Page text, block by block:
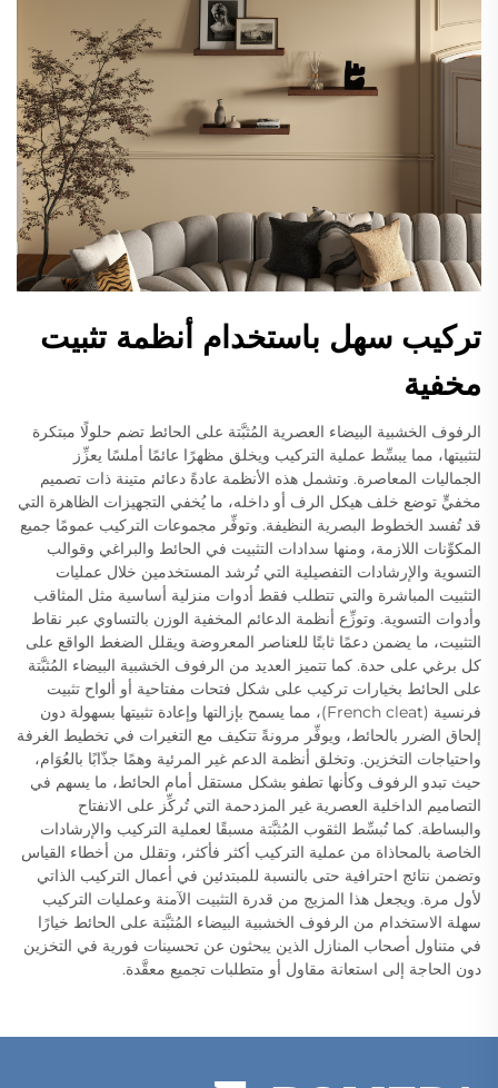
تركيب سهل باستخدام أنظمة تثبيت
مخفية
الرفوف الخشبية البيضاء العصرية المُثبَّتة على الحائط تضم حلولًا مبتكرة
لتثبيتها، مما يبسِّط عملية التركيب ويخلق مظهرًا عائمًا أملسًا يعزِّز
الجماليات المعاصرة. وتشمل هذه الأنظمة عادةً دعائم متينة ذات تصميم
مخفيٍّ توضع خلف هيكل الرف أو داخله، ما يُخفي التجهيزات الظاهرة التي
قد تُفسد الخطوط البصرية النظيفة. وتوفِّر مجموعات التركيب عمومًا جميع
المكوِّنات اللازمة، ومنها سدادات التثبيت في الحائط والبراغي وقوالب
التسوية والإرشادات التفصيلية التي تُرشد المستخدمين خلال عمليات
التثبيت المباشرة والتي تتطلب فقط أدوات منزلية أساسية مثل المثاقب
وأدوات التسوية. وتوزِّع أنظمة الدعائم المخفية الوزن بالتساوي عبر نقاط
التثبيت، ما يضمن دعمًا ثابتًا للعناصر المعروضة ويقلل الضغط الواقع على
كل برغي على حدة. كما تتميز العديد من الرفوف الخشبية البيضاء المُثبَّتة
على الحائط بخيارات تركيب على شكل فتحات مفتاحية أو ألواح تثبيت
فرنسية (French cleat)، مما يسمح بإزالتها وإعادة تثبيتها بسهولة دون
إلحاق الضرر بالحائط، ويوفِّر مرونةً تتكيف مع التغيرات في تخطيط الغرفة
واحتياجات التخزين. وتخلق أنظمة الدعم غير المرئية وهمًا جذّابًا بالعُوَام،
حيث تبدو الرفوف وكأنها تطفو بشكل مستقل أمام الحائط، ما يسهم في
التصاميم الداخلية العصرية غير المزدحمة التي تُركِّز على الانفتاح
والبساطة. كما تُبسِّط الثقوب المُثبَّتة مسبقًا لعملية التركيب والإرشادات
الخاصة بالمحاذاة من عملية التركيب أكثر فأكثر، وتقلل من أخطاء القياس
وتضمن نتائج احترافية حتى بالنسبة للمبتدئين في أعمال التركيب الذاتي
لأول مرة. ويجعل هذا المزيج من قدرة التثبيت الآمنة وعمليات التركيب
سهلة الاستخدام من الرفوف الخشبية البيضاء المُثبَّتة على الحائط خيارًا
في متناول أصحاب المنازل الذين يبحثون عن تحسينات فورية في التخزين
دون الحاجة إلى استعانة مقاول أو متطلبات تجميع معقَّدة.